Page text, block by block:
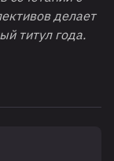
делает
титул года.